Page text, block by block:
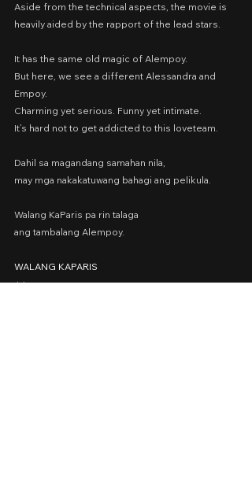
Aside from the technical aspects, the movie is
heavily aided by the rapport of the lead stars.
It has the same old magic of Alempoy.
But here, we see a different Alessandra and
Empoy.
Charming yet serious. Funny yet intimate.
It’s hard not to get addicted to this loveteam.
Dahil sa magandang samahan nila,
may mga nakakatuwang bahagi ang pelikula.
Walang KaParis pa rin talaga
ang tambalang Alempoy.
WALANG KAPARIS
⭐️⭐️